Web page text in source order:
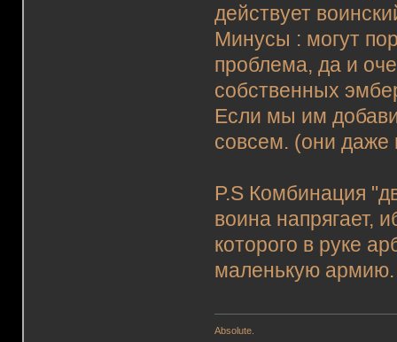
действует
Минусы : могут
проблема, да и
собственных
Если мы им
совсем. (они даже
P.S Комбинация
воина напрягает,
которого в руке
маленькую армию.
Absolute.